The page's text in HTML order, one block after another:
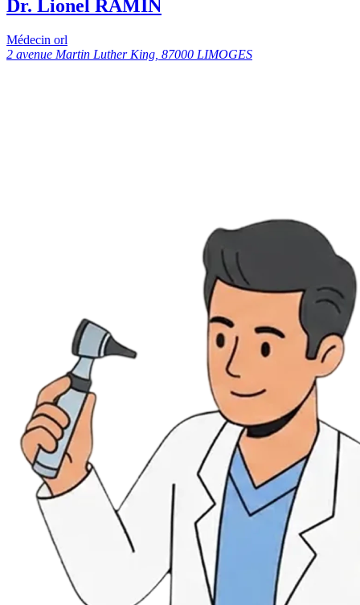
Dr. Lionel RAMIN
Médecin orl
2 avenue Martin Luther King, 87000 LIMOGES